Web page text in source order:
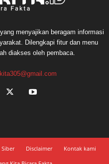
menyajikan beragam informasi
Dilengkapi fitur dan menu
diakses oleh pembaca.
Disclaimer
Kontak kami